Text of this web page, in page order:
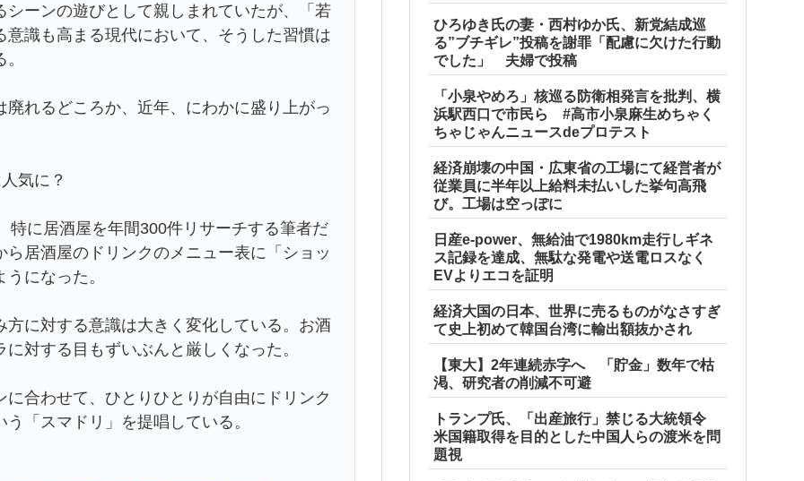
ーンの遊びとして親しまれていたが、「若
識も高まる現代において、そうした習慣は
れるどころか、近年、にわかに盛り上がっ
人気に？
特に居酒屋を年間300件リサーチする筆者だ
居酒屋のドリンクのメニュー表に「ショッ
になった。
に対する意識は大きく変化している。お酒
対する目もずいぶんと厳しくなった。
合わせて、ひとりひとりが自由にドリンク
「スマドリ」を提唱している。
ひろゆき氏の妻・西村ゆか氏、新党結成巡
る”ブチギレ”投稿を謝罪「配慮に欠けた行動
でした」 夫婦で投稿
「小泉やめろ」核巡る防衛相発言を批判、横
浜駅西口で市民ら #高市小泉麻生めちゃく
ちゃじゃんニュースdeプロテスト
経済崩壊の中国・広東省の工場にて経営者が
従業員に半年以上給料未払いした挙句高飛
び。工場は空っぽに
日産e-power、無給油で1980km走行しギネ
ス記録を達成、無駄な発電や送電ロスなく
EVよりエコを証明
経済大国の日本、世界に売るものがなさすぎ
て史上初めて韓国台湾に輸出額抜かされ
【東大】2年連続赤字へ 「貯金」数年で枯
渇、研究者の削減不可避
トランプ氏、「出産旅行」禁じる大統領令
米国籍取得を目的とした中国人らの渡米を問
題視